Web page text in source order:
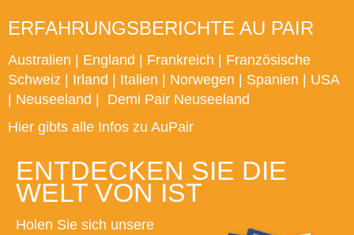
ERFAHRUNGSBERICHTE AU PAIR
Australien | England | Frankreich | Französische
Schweiz | Irland | Italien | Norwegen | Spanien | USA
| Neuseeland | Demi Pair Neuseeland
Hier gibts alle Infos zu AuPair
ENTDECKEN SIE DIE
WELT VON IST
Holen Sie sich unsere